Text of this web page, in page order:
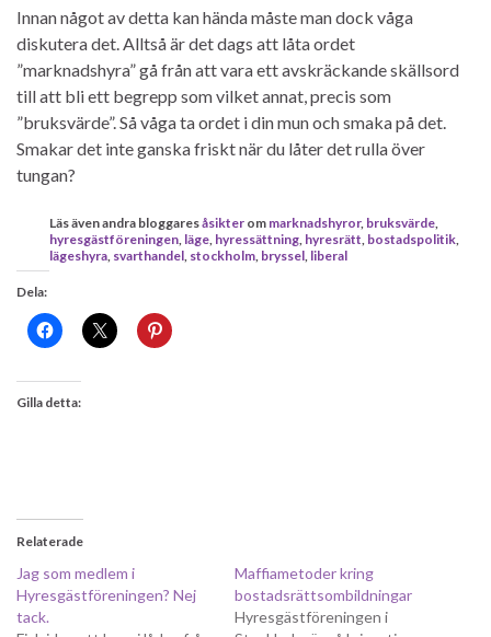
Innan något av detta kan hända måste man dock våga
diskutera det. Alltså är det dags att låta ordet
”marknadshyra” gå från att vara ett avskräckande skällsord
till att bli ett begrepp som vilket annat, precis som
”bruksvärde”. Så våga ta ordet i din mun och smaka på det.
Smakar det inte ganska friskt när du låter det rulla över
tungan?
Läs även andra bloggaresåsikter om marknadshyror, bruksvärde
hyresgästföreningen läge hyressättning hyresrätt bostadspolitik
lägeshyra svarthandel stockholm bryssel liberal
Dela:
Gilla detta:
Relaterade
Jag som medlem i
Hyresgästföreningen? Nej
tack.
Maffiametoder kring
bostadsrättsombildningar
Hyresgästföreningen i